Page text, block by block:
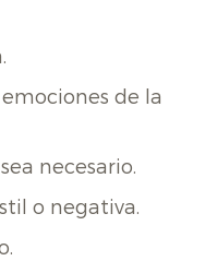
de la
necesario.
o negativa.